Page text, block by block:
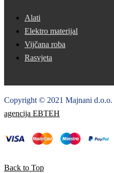
Alati
Elektro materijal
Vijčana roba
Rasvjeta
Copyright © 2021 Majnani d.o.o.
agencija EBTEH
Back to Top